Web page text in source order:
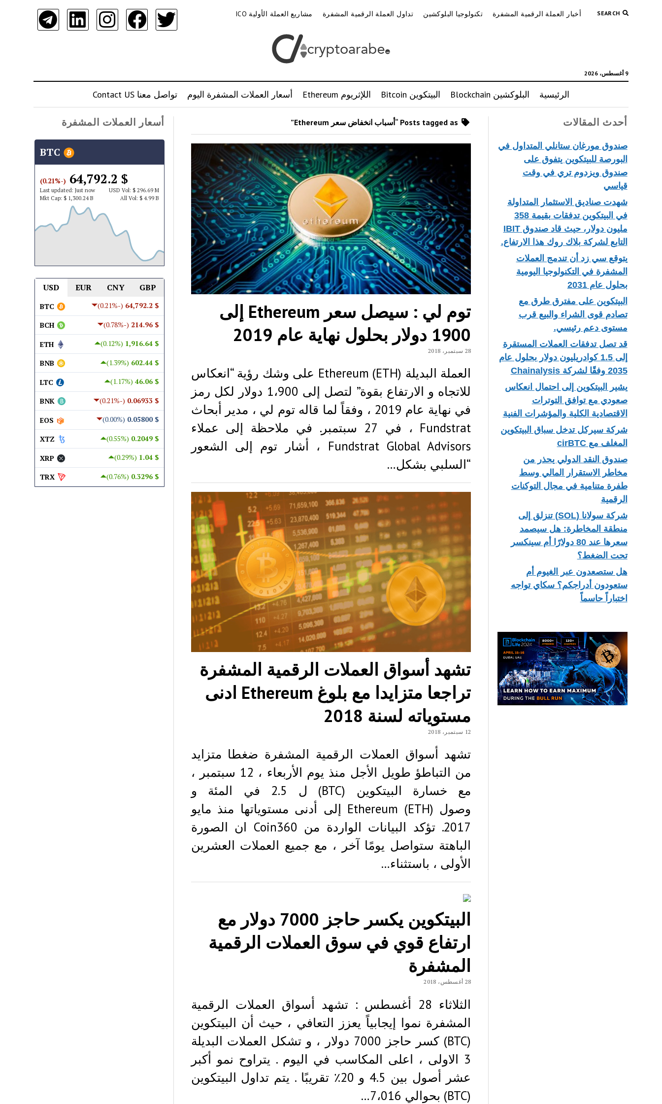
SEARCH أخبار العملة الرقمية المشفرة تكنولوجيا البلوكشين تداول العملة الرقمية المشفرة مشاريع العملة الأولية ICO
9 أغسطس، 2026
الرئيسية البلوكشين Blockchain البيتكوين Bitcoin اللإثريوم Ethereum أسعار العملات المشفرة اليوم تواصل معنا Contact US
أحدث المقالات
صندوق مورغان ستانلي المتداول في
البورصة للبيتكوين يتفوق على
صندوق ويزدوم تري في وقت
قياسي
شهدت صناديق الاستثمار المتداولة
في البيتكوين تدفقات بقيمة 358
مليون دولار، حيث قاد صندوق IBIT
التابع لشركة بلاك روك هذا الارتفاع.
يتوقع سي زد أن تندمج العملات
المشفرة في التكنولوجيا اليومية
بحلول عام 2031
البيتكوين على مفترق طرق مع
تصادم قوى الشراء والبيع قرب
مستوى دعم رئيسي.
قد تصل تدفقات العملات المستقرة
إلى 1.5 كوادريليون دولار بحلول عام
2035 وفقًا لشركة Chainalysis
يشير البيتكوين إلى احتمال انعكاس
صعودي مع توافق التوترات
الاقتصادية الكلية والمؤشرات الفنية
شركة سيركل تدخل سباق البيتكوين
المغلف مع cirBTC
صندوق النقد الدولي يحذر من
مخاطر الاستقرار المالي وسط
طفرة متنامية في مجال التوكنات
الرقمية
شركة سولانا (SOL) تنزلق إلى
منطقة المخاطرة: هل سيصمد
سعرها عند 80 دولارًا أم سينكسر
تحت الضغط؟
هل ستصعدون عبر الغيوم أم
ستعودون أدراجكم؟ سكاي تواجه
اختباراً حاسماً
توم لي : سيصل سعر Ethereum إلى
1900 دولار بحلول نهاية عام 2019
28 سبتمبر، 2018
العملة البديلة (Ethereum (ETH على وشك رؤية “انعكاس
للاتجاه و الارتفاع بقوة” لتصل إلى 1،900 دولار لكل رمز
في نهاية عام 2019 ، وفقاً لما قاله توم لي ، مدير أبحاث
Fundstrat ، في 27 سبتمبر. في ملاحظة إلى عملاء
Fundstrat Global Advisors ، أشار توم إلى الشعور
“السلبي بشكل…
تشهد أسواق العملات الرقمية المشفرة
تراجعا متزايدا مع بلوغ Ethereum ادنی
مستوياته لسنة 2018
12 سبتمبر، 2018
تشهد أسواق العملات الرقمية المشفرة ضغطا متزايد
من التباطؤ طويل الأجل منذ يوم الأربعاء ، 12 سبتمبر ،
مع خسارة البيتكوين (BTC) ل 2.5 في المئة و
وصول (Ethereum (ETH إلى أدنى مستوياتها منذ مايو
2017. تؤكد البيانات الواردة من Coin360 ان الصورة
الباهتة ستواصل يومًا آخر ، مع جميع العملات العشرين
الأولى ، باستثناء…
البيتكوين يكسر حاجز 7000 دولار مع
ارتفاع قوي في سوق العملات الرقمية
المشفرة
28 أغسطس، 2018
الثلاثاء 28 أغسطس : تشهد أسواق العملات الرقمية
المشفرة نموا إيجابياً يعزز التعافي ، حيث أن البيتكوين
(BTC) كسر حاجز 7000 دولار ، و تشكل العملات البديلة
3 الاولی ، اعلی المكاسب في اليوم . يتراوح نمو أكبر
عشر أصول بين 4.5 و 20٪ تقريبًا . يتم تداول البيتكوين
(BTC) بحوالي 7،016…
أسعار العملات المشفرة
$ 64,792.2
(-0.21%)
Last updated: Just now USD Vol: $ 296.69 M
Mkt Cap: $ 1,300.24 B All Vol: $ 4.99 B
USD EUR CNY GBP
$ 64,792.2
(-0.21%)
BTC
$ 214.96
(-0.78%)
BCH
$ 1,916.64
(0.12%)
ETH
$ 602.44
(1.39%)
BNB
$ 46.06
(1.17%)
LTC
$ 0.06933
(-0.21%)
BNK
$ 0.05800
(0.00%)
EOS
$ 0.2049
(0.55%)
XTZ
$ 1.04
(0.29%)
XRP
$ 0.3296
(0.76%)
TRX